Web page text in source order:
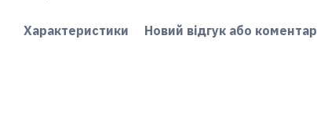
Характеристики Новий відгук або коментар